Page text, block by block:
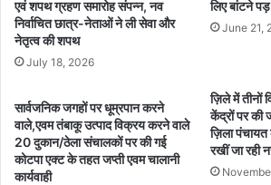
एवं शपथ ग्रहण समारोह संपन्न, नव
निर्वाचित छात्र-नेताओं ने ली सेवा और
नेतृत्व की शपथ
July 18, 2026
लिए बांटने
June 21,
सार्वजनिक जगहों पर धूम्रपान करने
वाले,एवम तंबाकू उत्पाद विक्रय करने वाले
20 दुकान/ठेला संचालकों पर की गई
कोटपा एक्ट के तहत जप्ती एवम चालानी
कार्यवाही
ज़िले में तीनों
केंद्रों पर की
ज़िला
रखीं जा रही